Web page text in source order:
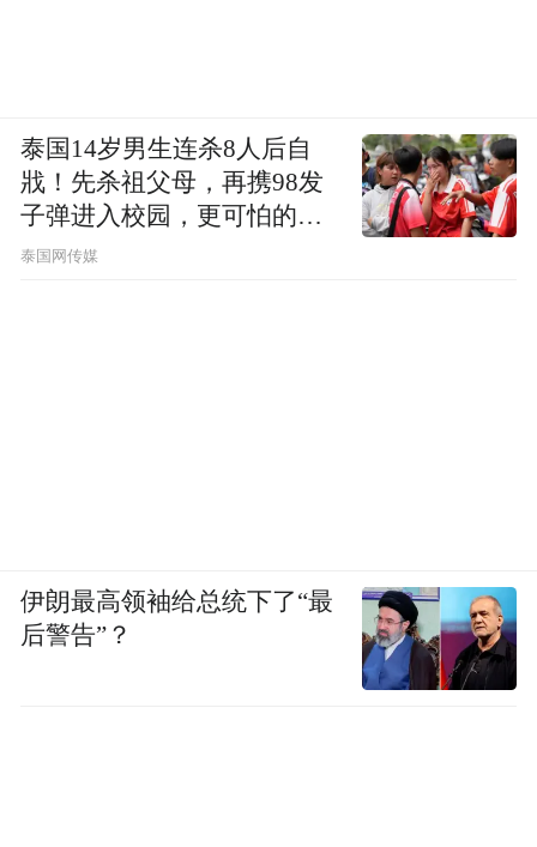
泰国14岁男生连杀8人后自
戕！先杀祖父母，再携98发
子弹进入校园，更可怕的细
节公布了
泰国网传媒
伊朗最高领袖给总统下了“最
后警告”？